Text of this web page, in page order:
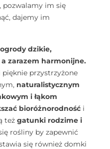
pozwalamy im się
dajemy im
ogrody dzikie,
zarazem harmonijne.
przystrzyżone
naturalistycznym
i łąkom
bioróżnorodność i
też gatunki rodzime i
rośliny by zapewnić
się również domki